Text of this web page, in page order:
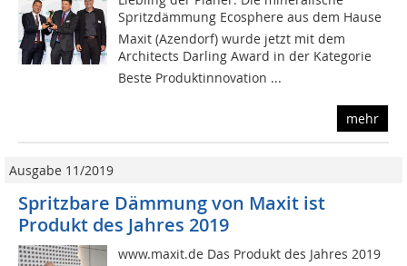
Spritzdämmung Ecosphere aus dem Hause
Maxit (Azendorf) wurde jetzt mit dem
Architects Darling Award in der Kategorie
Beste Produktinnovation ...
mehr
Ausgabe 11/2019
Spritzbare Dämmung von Maxit ist
Produkt des Jahres 2019
www.maxit.de Das Produkt des Jahres 2019